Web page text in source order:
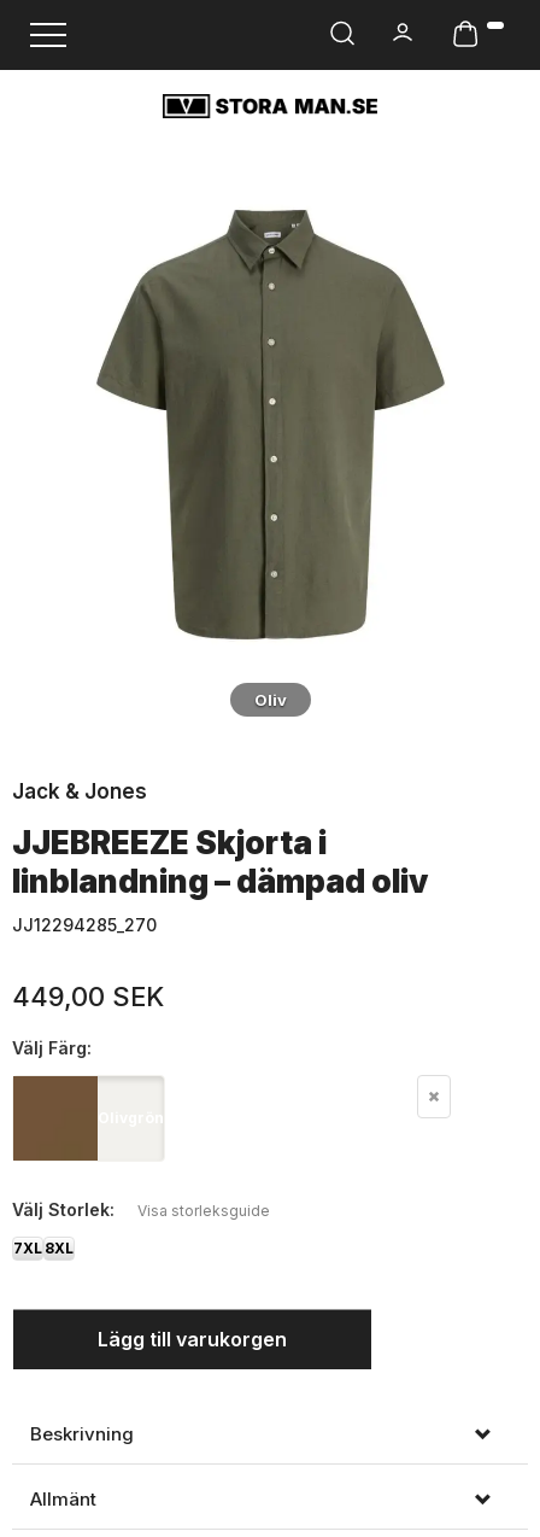
Ändra navigering
Oliv
Jack & Jones
JJEBREEZE Skjorta i
linblandning – dämpad oliv
JJ12294285_270
449,00 SEK
Välj Färg:
Olivgrön
Välj Storlek: Visa storleksguide
7XL 8XL
Lägg till varukorgen
Beskrivning
Allmänt